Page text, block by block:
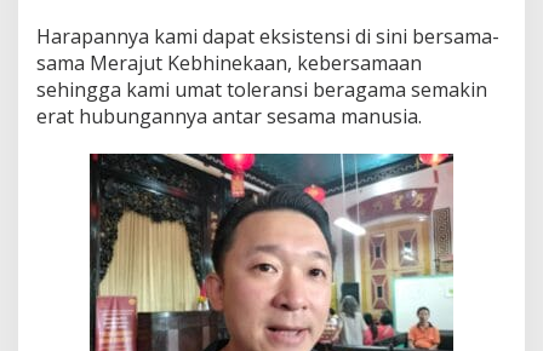
Harapannya kami dapat eksistensi di sini bersama-
sama Merajut Kebhinekaan, kebersamaan
sehingga kami umat toleransi beragama semakin
erat hubungannya antar sesama manusia.